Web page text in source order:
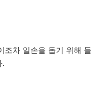
조차 일손을 돕기 위해 들
.